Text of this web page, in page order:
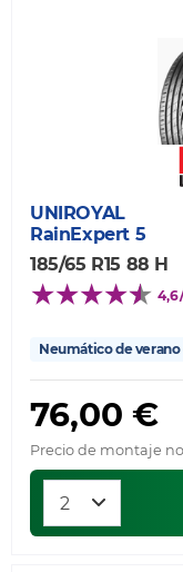
UNIROYAL
RainExpert 5
185/65 R15 88 H
Neumático de verano
76,00 €
Precio de montaje